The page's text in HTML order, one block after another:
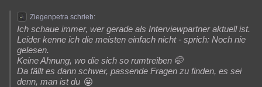
Ziegenpetra schrieb:
Ich schaue immer, wer gerade als Interviewpartner aktuell ist.
Leider kenne ich die meisten einfach nicht - sprich: Noch nie
gelesen.
Keine Ahnung, wo die sich so rumtreiben 🤭
Da fällt es dann schwer, passende Fragen zu finden, es sei
denn, man ist du